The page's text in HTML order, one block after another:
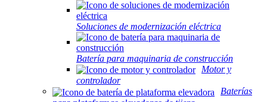
Soluciones de modernización eléctrica
Batería para maquinaria de construcción
Motor y
controlador
Baterías